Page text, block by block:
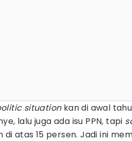
situationkan di awal
lalu juga ada isu PPN, tapi
atas 15 persen. Jadi ini